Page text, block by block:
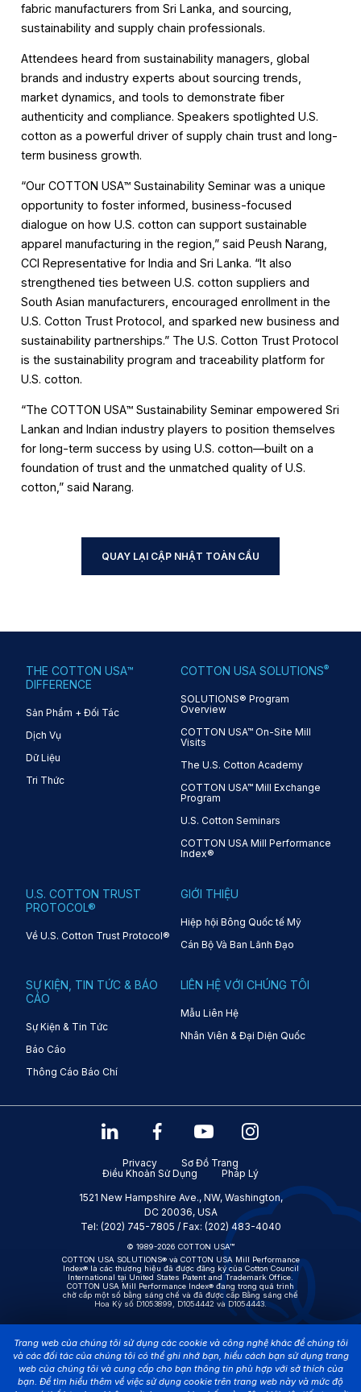
Trang web của chúng tôi sử dụng các cookie và công nghệ khác để chúng tôi
và các đối tác của chúng tôi có thể ghi nhớ bạn, hiểu cách bạn sử dụng trang
web của chúng tôi và cung cấp cho bạn thông tin phù hợp với sở thích của
bạn. Để tìm hiểu thêm về việc sử dụng cookie trên trang web này và mức độ
fabric manufacturers from Sri Lanka, and sourcing,
sustainability and supply chain professionals.
Attendees heard from sustainability managers, global
brands and industry experts about sourcing trends,
market dynamics, and tools to demonstrate fiber
authenticity and compliance. Speakers spotlighted U.S.
cotton as a powerful driver of supply chain trust and long-
term business growth.
“Our COTTON USA™ Sustainability Seminar was a unique
opportunity to foster informed, business-focused
dialogue on how U.S. cotton can support sustainable
apparel manufacturing in the region,” said Peush Narang,
CCI Representative for India and Sri Lanka. “It also
strengthened ties between U.S. cotton suppliers and
South Asian manufacturers, encouraged enrollment in the
U.S. Cotton Trust Protocol, and sparked new business and
sustainability partnerships.” The U.S. Cotton Trust Protocol
is the sustainability program and traceability platform for
U.S. cotton.
“The COTTON USA™ Sustainability Seminar empowered Sri
Lankan and Indian industry players to position themselves
for long-term success by using U.S. cotton—built on a
foundation of trust and the unmatched quality of U.S.
cotton,” said Narang.
QUAY LẠI CẬP NHẬT TOÀN CẦU
THE COTTON USA™
DIFFERENCE
Sản Phẩm + Đối Tác
Dịch Vụ
Dữ Liệu
Tri Thức
COTTON USA SOLUTIONS®
SOLUTIONS® Program
Overview
COTTON USA™ On-Site Mill
Visits
The U.S. Cotton Academy
COTTON USA™ Mill Exchange
Program
U.S. Cotton Seminars
COTTON USA Mill Performance
Index®
U.S. COTTON TRUST
PROTOCOL®
Về U.S. Cotton Trust Protocol®
GIỚI THIỆU
Hiệp hội Bông Quốc tế Mỹ
Cán Bộ Và Ban Lãnh Đạo
SỰ KIỆN, TIN TỨC & BÁO
CÁO
Sự Kiện & Tin Tức
Báo Cáo
Thông Cáo Báo Chí
LIÊN HỆ VỚI CHÚNG TÔI
Mẫu Liên Hệ
Nhân Viên & Đại Diện Quốc
Privacy
Sơ Đồ Trang
Điều Khoản Sử Dụng
Pháp Lý
1521 New Hampshire Ave., NW, Washington,
DC 20036, USA
Tel: (202) 745-7805 / Fax: (202) 483-4040
© 1989-2026 COTTON USA™
COTTON USA SOLUTIONS® và COTTON USA Mill Performance
Index® là các thương hiệu đã được đăng ký của Cotton Council
International tại United States Patent and Trademark Office.
COTTON USA Mill Performance Index® đang trong quá trình
chờ cấp một số bằng sáng chế và đã được cấp Bằng sáng chế
Hoa Kỳ số D1053899, D1054442 và D1054443.